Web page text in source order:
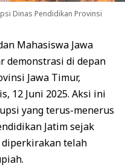
Dinas Pendidikan Provinsi
Mahasiswa Jawa
demonstrasi di depan
Jawa Timur,
12 Juni 2025. Aksi ini
yang terus-menerus
Jatim sejak
diperkirakan telah